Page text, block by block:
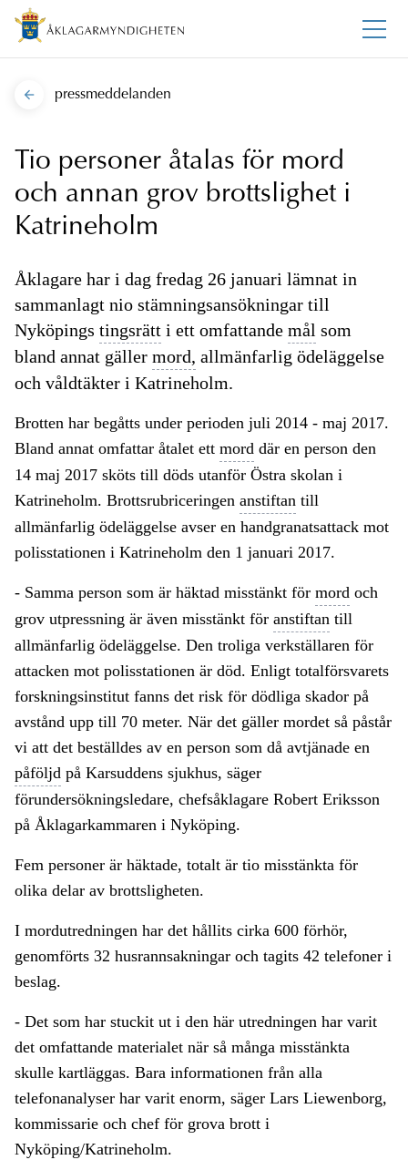
pressmeddelanden
Tio personer åtalas för mord
och annan grov brottslighet i
Katrineholm
Åklagare har i dag fredag 26 januari lämnat in
sammanlagt nio stämningsansökningar till
Nyköpings tingsrätt i ett omfattande mål som
bland annat gäller mord, allmänfarlig ödeläggelse
och våldtäkter i Katrineholm.
Brotten har begåtts under perioden juli 2014 - maj 2017.
Bland annat omfattar åtalet ett mord där en person den
14 maj 2017 sköts till döds utanför Östra skolan i
Katrineholm. Brottsrubriceringen anstiftan till
allmänfarlig ödeläggelse avser en handgranatsattack mot
polisstationen i Katrineholm den 1 januari 2017.
- Samma person som är häktad misstänkt för mord och
grov utpressning är även misstänkt för anstiftan till
allmänfarlig ödeläggelse. Den troliga verkställaren för
attacken mot polisstationen är död. Enligt totalförsvarets
forskningsinstitut fanns det risk för dödliga skador på
avstånd upp till 70 meter. När det gäller mordet så påstår
vi att det beställdes av en person som då avtjänade en
påföljd på Karsuddens sjukhus, säger
förundersökningsledare, chefsåklagare Robert Eriksson
på Åklagarkammaren i Nyköping.
Fem personer är häktade, totalt är tio misstänkta för
olika delar av brottsligheten.
I mordutredningen har det hållits cirka 600 förhör,
genomförts 32 husrannsakningar och tagits 42 telefoner i
beslag.
- Det som har stuckit ut i den här utredningen har varit
det omfattande materialet när så många misstänkta
skulle kartläggas. Bara informationen från alla
telefonanalyser har varit enorm, säger Lars Liewenborg,
kommissarie och chef för grova brott i
Nyköping/Katrineholm.